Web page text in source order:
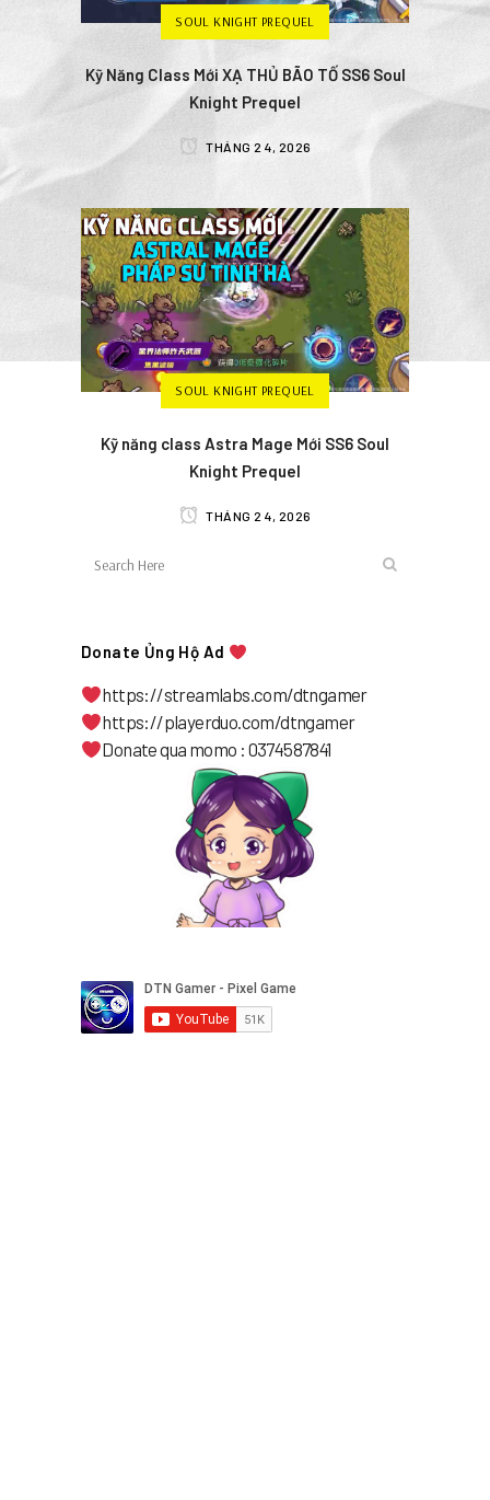
SOUL KNIGHT PREQUEL
Kỹ Năng Class Mới XẠ THỦ BÃO TỐ SS6 Soul
Knight Prequel
THÁNG 2 4, 2026
SOUL KNIGHT PREQUEL
Kỹ năng class Astra Mage Mới SS6 Soul
Knight Prequel
THÁNG 2 4, 2026
Donate Ủng Hộ Ad
https://streamlabs.com/dtngamer
https://playerduo.com/dtngamer
Donate qua momo : 0374587841